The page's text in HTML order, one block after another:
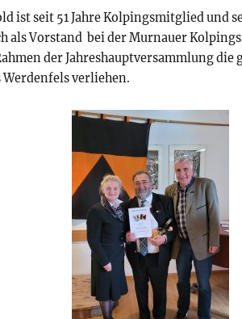
ist seit 51 Jahre Kolpingsmitglied und
als Vorstand bei der Murnauer
der Jahreshauptversammlung die
verliehen.